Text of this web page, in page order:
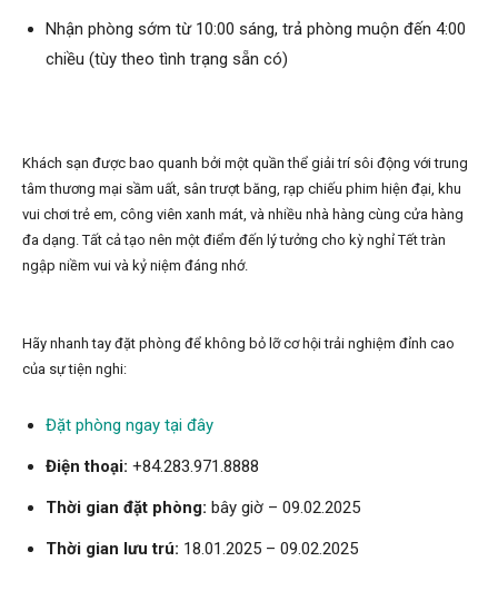
Nhận phòng sớm từ 10:00 sáng, trả phòng muộn đến 4:00
chiều (tùy theo tình trạng sẵn có)
Khách sạn được bao quanh bởi một quần thể giải trí sôi động với trung
tâm thương mại sầm uất, sân trượt băng, rạp chiếu phim hiện đại, khu
vui chơi trẻ em, công viên xanh mát, và nhiều nhà hàng cùng cửa hàng
đa dạng. Tất cả tạo nên một điểm đến lý tưởng cho kỳ nghỉ Tết tràn
ngập niềm vui và kỷ niệm đáng nhớ.
Hãy nhanh tay đặt phòng để không bỏ lỡ cơ hội trải nghiệm đỉnh cao
của sự tiện nghi:
Đặt phòng ngay tại đây
Điện thoại: +84.283.971.8888
Thời gian đặt phòng: bây giờ – 09.02.2025
Thời gian lưu trú: 18.01.2025 – 09.02.2025